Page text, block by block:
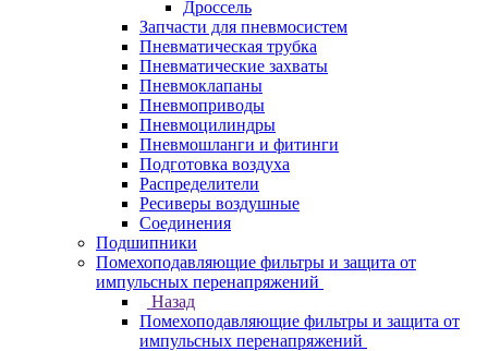
Дроссель
Запчасти для пневмосистем
Пневматическая трубка
Пневматические захваты
Пневмоклапаны
Пневмоприводы
Пневмоцилиндры
Пневмошланги и фитинги
Подготовка воздуха
Распределители
Ресиверы воздушные
Соединения
Подшипники
Помехоподавляющие фильтры и защита от
импульсных перенапряжений
Назад
Помехоподавляющие фильтры и защита от
импульсных перенапряжений